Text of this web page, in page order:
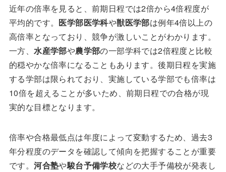
近年の倍率を見ると、前期日程では2倍から4倍程度が
平均的です。 医学部医学科や獣医学部は例年4倍以上の
高倍率となっており、競争が激しいことがわかります。
一方、水産学部や農学部の一部学科では2倍程度と比較
的穏やかな倍率になることもあります。後期日程を実施
する学部は限られており、実施している学部でも倍率は
10倍を超えることが多いため、前期日程での合格が現
実的な目標となります。
倍率や合格最低点は年度によって変動するため、過去3
年分程度のデータを確認して傾向を把握することが重要
です。河合塾や駿台予備学校などの大手予備校が発表し